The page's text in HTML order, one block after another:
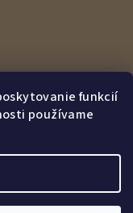
funkcií
používame